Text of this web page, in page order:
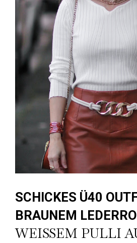
SCHICKES Ü40
BRAUNEM
WEISSEM PULLI